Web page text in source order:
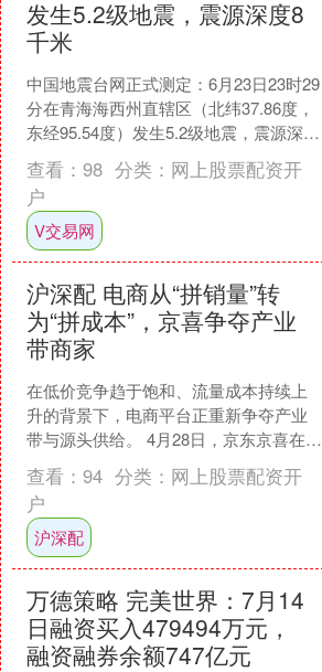
发生5.2级地震，震源深度8
千米
中国地震台网正式测定：6月23日23时29
分在青海海西州直辖区（北纬37.86度，
东经95.54度）发生5.2级地震，震源深度
8千米。 据了解，本次地震周边5公....
查看： 98 分类： 网上股票配资开
户
V交易网
沪深配 电商从“拼销量”转
为“拼成本”，京喜争夺产业
带商家
在低价竞争趋于饱和、流量成本持续上
升的背景下，电商平台正重新争夺产业
带与源头供给。 4月28日，京东京喜在宿
迁发布新一轮产业带战略，提出延续“厂
货百补”，并启动....
查看： 94 分类： 网上股票配资开
户
沪深配
万德策略 完美世界：7月14
日融资买入479494万元，
融资融券余额747亿元